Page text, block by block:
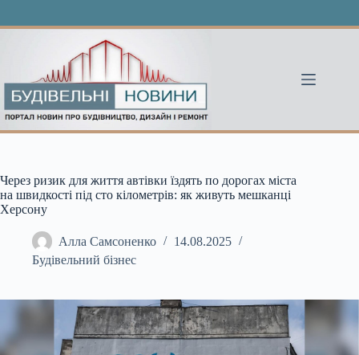
Через ризик для життя автівки їздять по дорогах міста
на швидкості під сто кілометрів: як живуть мешканці
Херсону
Алла Самсоненко
14.08.2025
Будівельний бізнес